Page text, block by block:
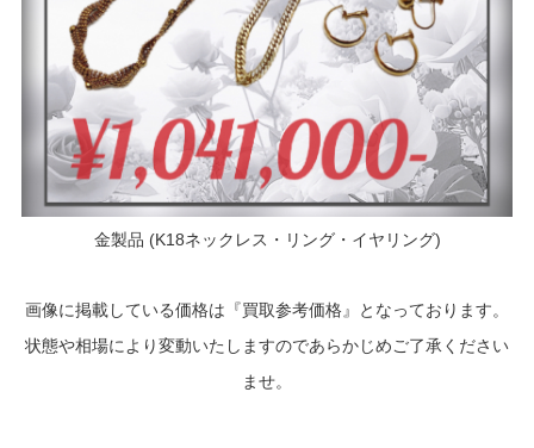
金製品 (K18ネックレス・リング・イヤリング)
画像に掲載している価格は『買取参考価格』となっております。
状態や相場により変動いたしますのであらかじめご了承ください
ませ。